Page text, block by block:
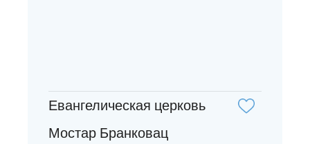
Евангелическая церковь
Мостар Бранковац